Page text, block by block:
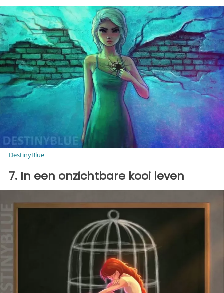
DestinyBlue
7. In een onzichtbare kooi leven